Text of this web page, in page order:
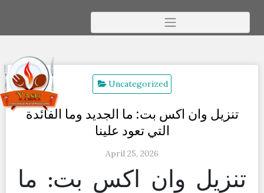
Uncategorized
تنزيل وان اكس بت: ما الجديد وما الفائدة
التي تعود علينا
April 25, 2026
تنزيل وان اكس بت: ما